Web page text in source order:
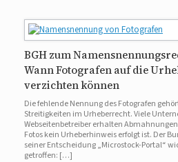
BGH zum
Wann Fotografen auf die
verzichten können
Die fehlende Nennung des Fotografen
Streitigkeiten im Urheberrecht. Viele
Webseitenbetreiber erhalten
Fotos kein Urheberhinweis erfolgt ist. Der
seiner Entscheidung „Microstock-Portal“
getroffen: […]